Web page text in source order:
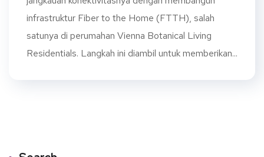
infrastruktur Fiber to the Home (FTTH), salah
satunya di perumahan Vienna Botanical Living
Residentials. Langkah ini diambil untuk memberikan...